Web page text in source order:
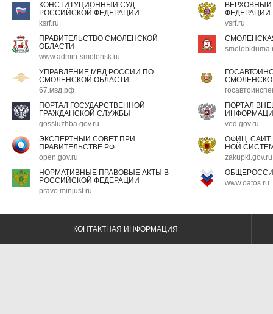
КОНСТИТУЦИОННЫЙ СУД
РОССИЙСКОЙ ФЕДЕРАЦИИ
ksrf.ru
ФЕДЕРАЦИИ
vsrf.ru
ПРАВИТЕЛЬСТВО СМОЛЕНСКОЙ
ОБЛАСТИ
www.admin-smolensk.ru
УПРАВЛЕНИЕ МВД РОССИИ ПО
СМОЛЕНСКОЙ ОБЛАСТИ
67.мвд.рф
ПОРТАЛ ГОСУДАРСТВЕННОЙ
ГРАЖДАНСКОЙ СЛУЖБЫ
gossluzhba.gov.ru
ПОРТАЛ
ved.gov.ru
ЭКСПЕРТНЫЙ СОВЕТ ПРИ
ПРАВИТЕЛЬСТВЕ РФ
open.gov.ru
ОФИЦ.
НОЙ
zakupki.gov.ru
НОРМАТИВНЫЕ ПРАВОВЫЕ АКТЫ В
РОССИЙСКОЙ ФЕДЕРАЦИИ
pravo.minjust.ru
www.oatos.ru
КОНТАКТНАЯ ИНФОРМАЦИЯ